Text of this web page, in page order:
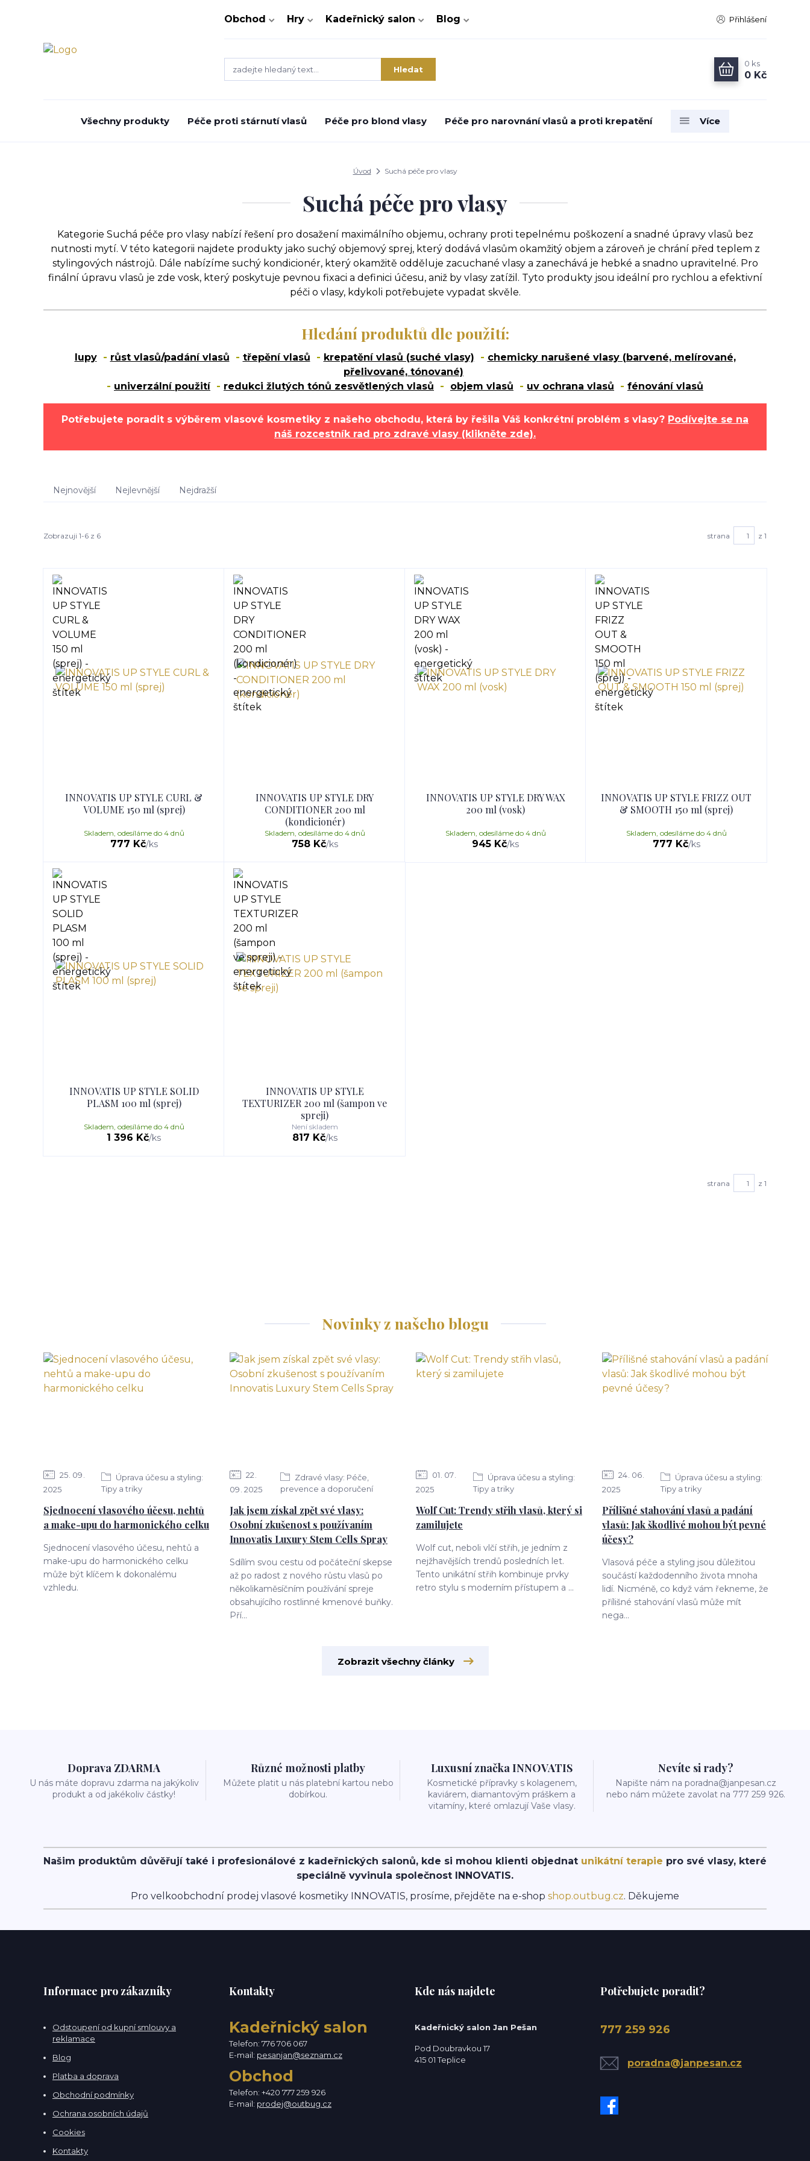
Obchod Hry Kadeřnický salon Blog Přihlášení
Hledat
0 ks
0 Kč
Všechny produkty Péče proti stárnutí vlasů Péče pro blond vlasy Péče pro narovnání vlasů a proti krepatění Více
Úvod Suchá péče pro vlasy
Suchá péče pro vlasy
Kategorie Suchá péče pro vlasy nabízí řešení pro dosažení maximálního objemu, ochrany proti tepelnému poškození a snadné úpravy vlasů bez
nutnosti mytí. V této kategorii najdete produkty jako suchý objemový sprej, který dodává vlasům okamžitý objem a zároveň je chrání před teplem z
stylingových nástrojů. Dále nabízíme suchý kondicionér, který okamžitě odděluje zacuchané vlasy a zanechává je hebké a snadno upravitelné. Pro
finální úpravu vlasů je zde vosk, který poskytuje pevnou fixaci a definici účesu, aniž by vlasy zatížil. Tyto produkty jsou ideální pro rychlou a efektivní
péči o vlasy, kdykoli potřebujete vypadat skvěle.
Hledání produktů dle použití:
lupy - růst vlasů/padání vlasů - třepění vlasů - krepatění vlasů (suché vlasy) - chemicky narušené vlasy (barvené, melírované,
přelivované, tónované)
- univerzální použití - redukci žlutých tónů zesvětlených vlasů - objem vlasů - uv ochrana vlasů - fénování vlasů
Potřebujete poradit s výběrem vlasové kosmetiky z našeho obchodu, která by řešila Váš konkrétní problém s vlasy? Podívejte se na
náš rozcestník rad pro zdravé vlasy (klikněte zde).
Nejnovější Nejlevnější Nejdražší
Zobrazuji 1-6 z 6 strana z 1
INNOVATIS UP STYLE CURL &
VOLUME 150 ml (sprej)
777 Kč/ks
Skladem, odesíláme do 4 dnů
INNOVATIS UP STYLE DRY
CONDITIONER 200 ml
(kondicionér)
758 Kč/ks
Skladem, odesíláme do 4 dnů
INNOVATIS UP STYLE DRY WAX
200 ml (vosk)
945 Kč/ks
Skladem, odesíláme do 4 dnů
INNOVATIS UP STYLE FRIZZ OUT
& SMOOTH 150 ml (sprej)
777 Kč/ks
Skladem, odesíláme do 4 dnů
INNOVATIS UP STYLE SOLID
PLASM 100 ml (sprej)
1 396 Kč/ks
Skladem, odesíláme do 4 dnů
INNOVATIS UP STYLE
TEXTURIZER 200 ml (šampon ve
spreji)
817 Kč/ks
Není skladem
strana z 1
Novinky z našeho blogu
25 09
2025
Úprava účesu a styling:
Tipy a triky
Sjednocení vlasového účesu, nehtů
a make-upu do harmonického celku
Sjednocení vlasového účesu, nehtů a
make-upu do harmonického celku
může být klíčem k dokonalému
vzhledu.
22
09 2025
Zdravé vlasy: Péče,
prevence a doporučení
Jak jsem získal zpět své vlasy:
Osobní zkušenost s používaním
Innovatis Luxury Stem Cells Spray
Sdílím svou cestu od počáteční skepse
až po radost z nového růstu vlasů po
několikaměsíčním používání spreje
obsahujícího rostlinné kmenové buňky.
Pří...
01 07
2025
Úprava účesu a styling:
Tipy a triky
Wolf Cut: Trendy střih vlasů, který si
zamilujete
Wolf cut, neboli vlčí střih, je jedním z
nejžhavějších trendů posledních let.
Tento unikátní střih kombinuje prvky
retro stylu s moderním přístupem a ...
24 06
2025
Úprava účesu a styling:
Tipy a triky
Přílišné stahování vlasů a padání
vlasů: Jak škodlivé mohou být pevné
účesy?
Vlasová péče a styling jsou důležitou
součástí každodenního života mnoha
lidí. Nicméně, co když vám řekneme, že
přílišné stahování vlasů může mít
nega...
Zobrazit všechny články
Doprava ZDARMA
U nás máte dopravu zdarma na jakýkoliv
produkt a od jakékoliv částky!
Různé možnosti platby
Můžete platit u nás platební kartou nebo
dobírkou.
Luxusní značka INNOVATIS
Kosmetické přípravky s kolagenem,
kaviárem, diamantovým práškem a
vitamíny, které omlazují Vaše vlasy.
Nevíte si rady?
Napište nám na poradna@janpesan.cz
nebo nám můžete zavolat na 777 259 926.
Našim produktům důvěřují také i profesionálové z kadeřnických salonů, kde si mohou klienti objednat unikátní terapie pro své vlasy, které
speciálně vyvinula společnost INNOVATIS.
Pro velkoobchodní prodej vlasové kosmetiky INNOVATIS, prosíme, přejděte na e-shop shop.outbug.cz. Děkujeme
Informace pro zákazníky
Odstoupení od kupní smlouvy a
reklamace
Blog
Platba a doprava
Obchodní podmínky
Ochrana osobních údajů
Cookies
Kontakty
Kontakty
Kadeřnický salon
Telefon: 776 706 067
E-mail: pesanjan@seznam.cz
Obchod
Telefon: +420 777 259 926
E-mail: prodej@outbug.cz
Kde nás najdete
Kadeřnický salon Jan Pešan
Pod Doubravkou 17
415 01 Teplice
Potřebujete poradit?
777 259 926
poradna@janpesan.cz